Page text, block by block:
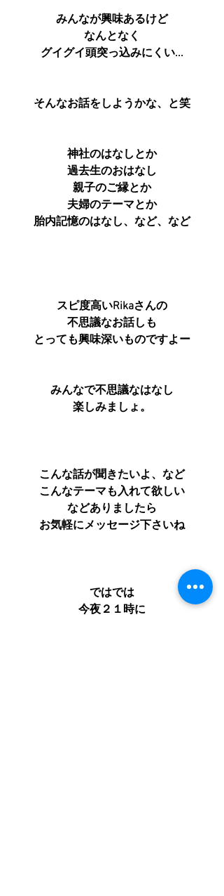
みんなが興味あるけど
なんとなく
グイグイ頭突っ込みにくい...
そんなお話をしようかな、と笑
神社のはなしとか
過去生のおはなし
親子のご縁とか
夫婦のテーマとか
胎内記憶のはなし、など、など
スピ度高いRikaさんの
不思議なお話しも
とっても興味深いものですよー
みんなで不思議なはなし
楽しみましょ。
こんな話が聞きたいよ、など
こんなテーマも入れて欲しい
などありましたら
お気軽にメッセージ下さいね
ではでは
今夜２１時に